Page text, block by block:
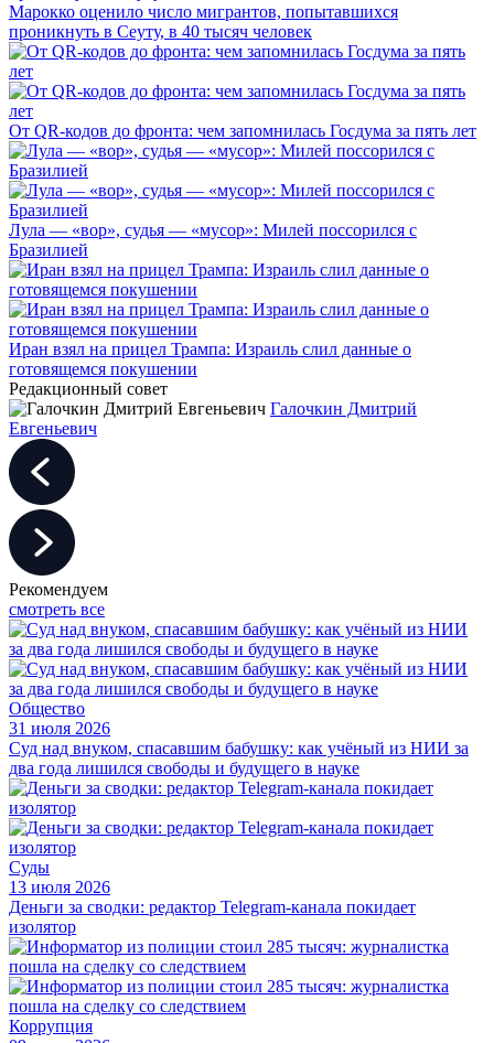
Марокко оценило число мигрантов, попытавшихся
проникнуть в Сеуту, в 40 тысяч человек
От QR-кодов до фронта: чем запомнилась Госдума за пять лет
Лула — «вор», судья — «мусор»: Милей поссорился с
Бразилией
Иран взял на прицел Трампа: Израиль слил данные о
готовящемся покушении
Редакционный совет
Галочкин Дмитрий
Евгеньевич
Рекомендуем
смотреть все
Общество
31 июля 2026
Суд над внуком, спасавшим бабушку: как учёный из НИИ за
два года лишился свободы и будущего в науке
Суды
13 июля 2026
Деньги за сводки: редактор Telegram-канала покидает
изолятор
Коррупция